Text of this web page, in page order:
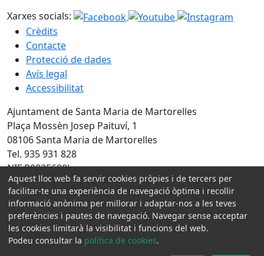
Xarxes socials:
Crèdits
Contacte
Protecció de dades
Avís legal
Accessibilitat
Ajuntament de Santa Maria de Martorelles
Plaça Mossèn Josep Paituví, 1
08106 Santa Maria de Martorelles
Tel. 935 931 828
NIF P0825600J
Amb la col·laboració de:
Aquest lloc web fa servir cookies pròpies i de tercers per
facilitar-te una experiència de navegació òptima i recollir
informació anònima per millorar i adaptar-nos a les teves
preferències i pautes de navegació. Navegar sense acceptar
les cookies limitarà la visibilitat i funcions del web.
Podeu consultar la política de cookies.